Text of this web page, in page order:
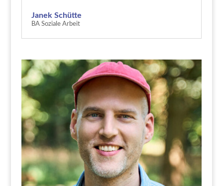
Janek Schütte
BA Soziale Arbeit